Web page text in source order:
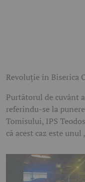
Revoluție în Biserica
Purtătorul de cuvânt
referindu-se la
Tomisului, IPS
că acest caz este